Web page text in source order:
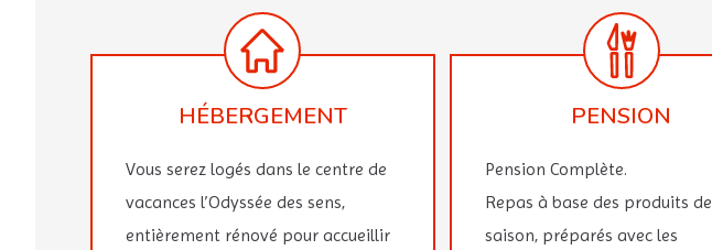
HÉBERGEMENT
Vous serez logés dans le centre de
vacances l’Odyssée des sens,
entièrement rénové pour accueillir
PENSION
Pension Complète.
Repas à base des produits de
saison, préparés avec les